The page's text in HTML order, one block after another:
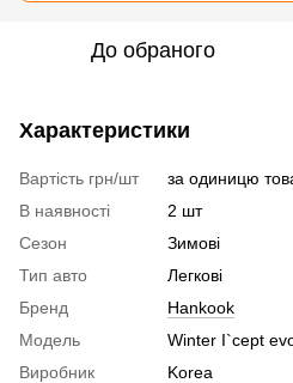
До обраного
Характеристики
Вартість грн/шт
за одиницю
В наявності
2 шт
Сезон
Зимові
Тип авто
Легкові
Бренд
Hankook
Модель
Winter I`cept
Виробник
Korea